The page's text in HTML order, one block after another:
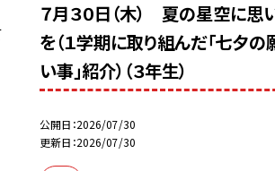
７月３０日（木） 夏の星空に思
を（１学期に取り組んだ「七夕の
い事」紹介）（３年生）
公開日 2026/07/30
更新日 2026/07/30